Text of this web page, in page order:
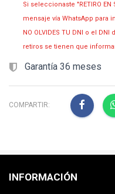
Si seleccionaste "RETIRO
mensaje vía WhatsApp para
NO OLVIDES TU DNI o el DNI
retiros se tienen que
Garantía 36 meses
COMPARTIR:
INFORMACIÓN